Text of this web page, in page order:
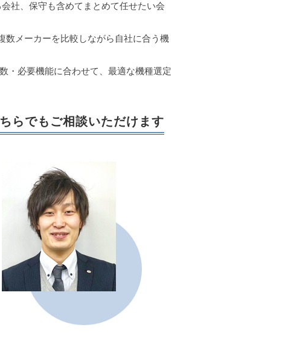
社、保守も含めてまとめて任せたい会
数メーカーを比較しながら自社に合う機
・必要機能に合わせて、最適な機種選定
らでもご相談いただけます